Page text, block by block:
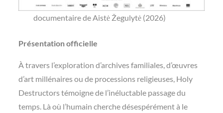
documentaire de Aistė Žegulytė (2026)
Présentation officielle
À travers l’exploration d’archives familiales, d’œuvres
d’art millénaires ou de processions religieuses, Holy
Destructors témoigne de l’inéluctable passage du
temps. Là où l’humain cherche désespérément à le